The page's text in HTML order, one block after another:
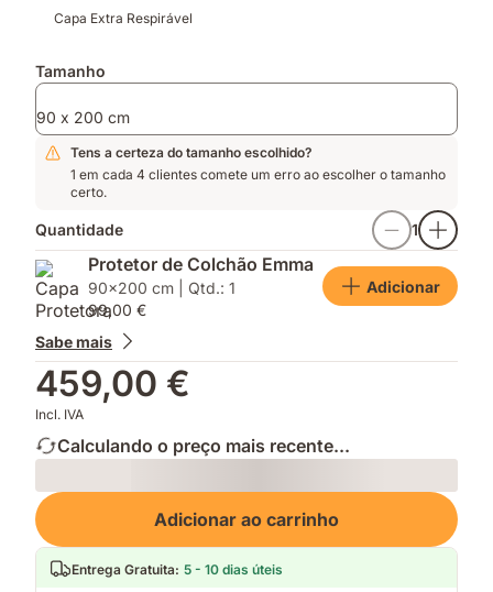
Capa Extra Respirável
Tamanho
90 x 200 cm
Tens a certeza do tamanho escolhido?
1 em cada 4 clientes comete um erro ao escolher o tamanho
certo.
Quantidade 1
Protetor de Colchão Emma
90x200 cm | Qtd.: 1
99,00 €
Adicionar
Sabe mais
459,00 €
Incl. IVA
Calculando o preço mais recente...
Loading
Adicionar ao carrinho
Entrega Gratuita: 5 - 10 dias úteis